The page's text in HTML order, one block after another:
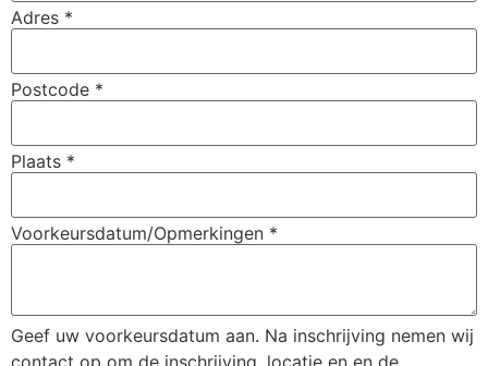
Adres *
Postcode *
Plaats *
Voorkeursdatum/Opmerkingen *
Geef uw voorkeursdatum aan. Na inschrijving nemen wij